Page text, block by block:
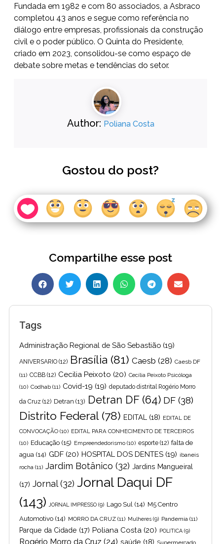
Fundada em 1982 e com 80 associados, a Asbraco
completou 43 anos e segue como referência no
diálogo entre empresas, profissionais da construção
civil e o poder público. O Quinta do Presidente,
criado em 2023, consolidou-se como espaço de
debate sobre metas e tendências do setor.
Author: Poliana Costa
Gostou do post?
Compartilhe esse post
Tags
Administração Regional de São Sebastião (19)
ANIVERSARIO (12) Brasília (81) Caesb (28) Caesb DF
(11) CCBB (12) Cecilia Peixoto (20) Cecília Peixoto Psicóloga
(10) Codhab (11) Covid-19 (19) deputado distrital Rogério Morro
da Cruz (12) Detran (13) Detran DF(64) DF (38)
Distrito Federal(78) EDITAL (18) EDITAL DE
CONVOCAÇÃO (10) EDITAL PARA CONHECIMENTO DE TERCEIROS
(10) Educação (15) Empreendedorismo (10) esporte (12) falta de
agua (14) GDF (20) HOSPITAL DOS DENTES (19) ibaneis
rocha (11) Jardim Botânico (32) Jardins Mangueiral
(17) Jornal(32) Jornal Daqui DF
(143)
JORNAL IMPRESSO (9) Lago Sul (14) M5 Centro
Automotivo (14) MORRO DA CRUZ (11) Mulheres (9) Pandemia (11)
Parque da Cidade (17) Poliana Costa (20) POLITICA (9)
Rogério Morro da Cruz (24) saúde (18) Supermercado